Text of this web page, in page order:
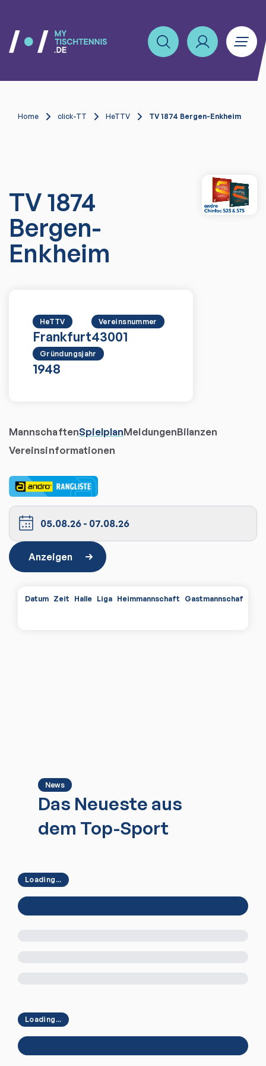
Home click-TT HeTTV TV 1874 Bergen-Enkheim
TV 1874
Bergen-
Enkheim
HeTTV
Frankfurt
Vereinsnummer
43001
Gründungsjahr
1948
MannschaftenSpielplanMeldungenBilanzen
Vereinsinformationen
05.08.26 - 07.08.26
Anzeigen
Datum Zeit Halle Liga Heimmannschaft Gastmannschaft
News
Das Neueste aus
dem Top-Sport
Loading...
Loading...